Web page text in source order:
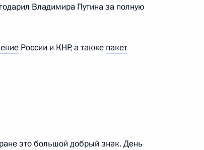
Огарёво
Владимира Путина за полную
России и КНР, а также пакет
это большой добрый знак. День